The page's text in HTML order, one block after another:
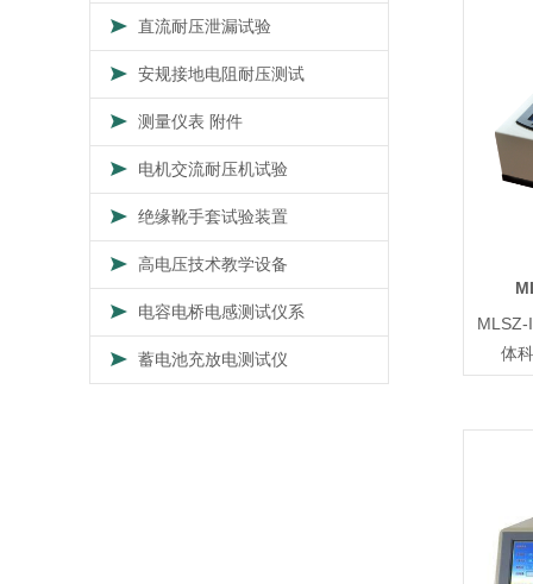
直流耐压泄漏试验
安规接地电阻耐压测试
测量仪表 附件
电机交流耐压机试验
绝缘靴手套试验装置
高电压技术教学设备
电容电桥电感测试仪系
蓄电池充放电测试仪
MLSZ-
体